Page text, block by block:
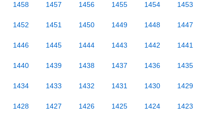
1458 1457 1456 1455 1454 1453
1452 1451 1450 1449 1448 1447
1446 1445 1444 1443 1442 1441
1440 1439 1438 1437 1436 1435
1434 1433 1432 1431 1430 1429
1428 1427 1426 1425 1424 1423